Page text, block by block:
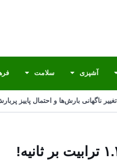
آشپزی سلامت
ناگهانی بارش‌ها و احتمال پاییز پربارش•